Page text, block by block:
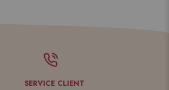
SERVICE CLIENT